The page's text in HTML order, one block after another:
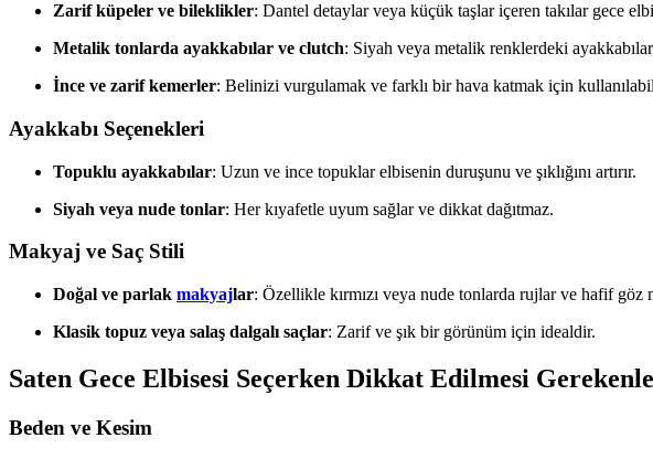
Zarif küpeler ve bileklikler: Dantel detaylar veya küçük taşlar içeren takılar gece
Metalik tonlarda ayakkabılar ve clutch: Siyah veya metalik renklerdeki
İnce ve zarif kemerler: Belinizi vurgulamak ve farklı bir hava katmak için
Ayakkabı Seçenekleri
Topuklu ayakkabılar: Uzun ve ince topuklar elbisenin duruşunu ve şıklığını artırır.
Siyah veya nude tonlar: Her kıyafetle uyum sağlar ve dikkat dağıtmaz.
Makyaj ve Saç Stili
Doğal ve parlak makyajlar: Özellikle kırmızı veya nude tonlarda rujlar ve hafif göz
Klasik topuz veya salaş dalgalı saçlar: Zarif ve şık bir görünüm için idealdir.
Saten Gece Elbisesi Seçerken Dikkat Edilmesi
Beden ve Kesim